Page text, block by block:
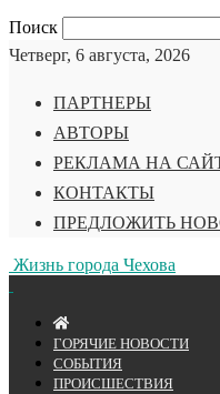
Поиск
Четверг, 6 августа, 2026
ПАРТНЕРЫ
АВТОРЫ
РЕКЛАМА НА
КОНТАКТЫ
ПРЕДЛОЖИТЬ
Жизнь города Чехова
ГОРЯЧИЕ НОВОСТИ
СОБЫТИЯ
ПРОИСШЕСТВИЯ